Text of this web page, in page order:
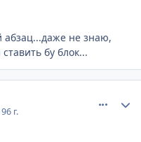
абзац...даже не знаю,
бу блок...
6 г.